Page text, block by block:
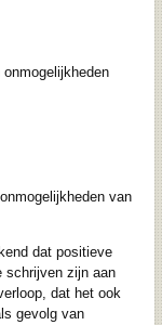
van
dat positieve
schrijven zijn aan
dat het ook
gevolg van